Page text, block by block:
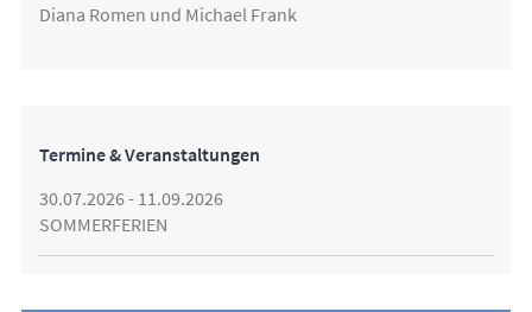
Diana Romen und Michael Frank
Termine & Veranstaltungen
30.07.2026 - 11.09.2026
SOMMERFERIEN